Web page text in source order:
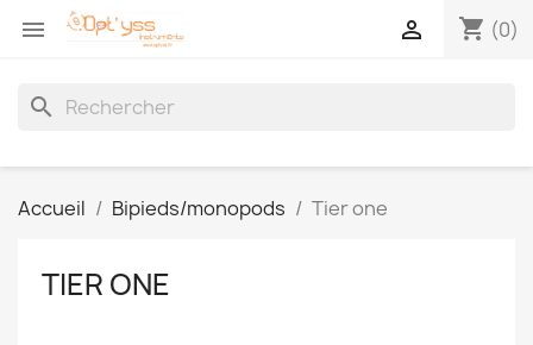
 shopping_cart (0)

search
Accueil Bipieds/monopods Tier one
TIER ONE